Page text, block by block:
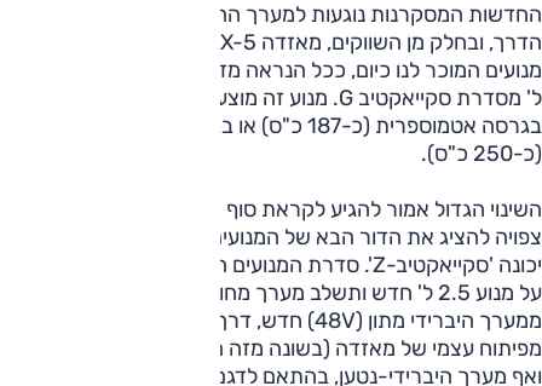
החדשות המסקרנות נוגעות למערך ההנעה. לפחות בתחילת
ל' מסדרת סקייאקטיב G. מנוע זה מוצע כיום עם הדור הנוכחי
בגרסה אטמוספרית (כ-187 כ"ס) או בגרסה מוגדשת טורבו
(כ-250 כ"ס).
צפויה להציג את הדור הבא של המנועים מפיתוח עצמי שלה אשר
יכונה 'סקייאקטיב-Z'. סדרת המנועים הזו תתבסס ככל הנראה
על מנוע 2.5 ל' חדש ותשלב מערך מחושמל בכל הגרסאות –
ממערך היברידי מתון (48V) חדש, דרך מערך היברידי "מלא"
מפיתוח עצמי של מאזדה (בשונה מזה המושאל מטויוטה כיום)
ואף מערך היברידי-נטען, בהתאם לדגם ולגרסה.